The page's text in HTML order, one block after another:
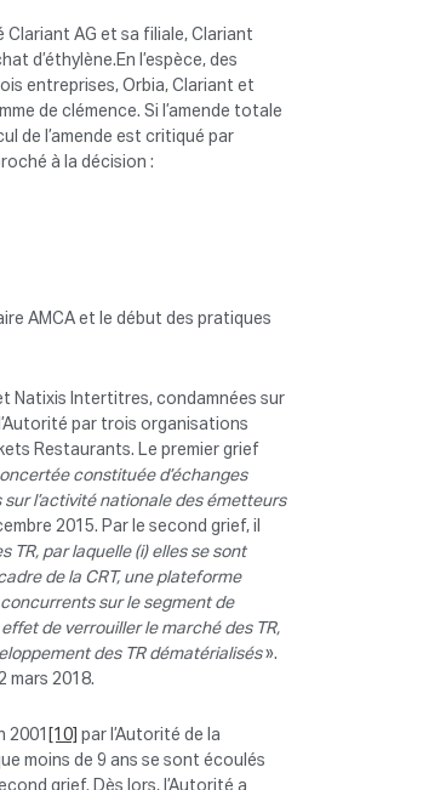
Clariant AG et sa filiale, Clariant
d’éthylène.En l’espèce, des
entreprises, Orbia, Clariant et
de clémence. Si l’amende totale
de l’amende est critiqué par
à la décision :
AMCA et le début des pratiques
Natixis Intertitres, condamnées sur
par trois organisations
Restaurants. Le premier grief
constituée d’échanges
l’activité nationale des émetteurs
2015. Par le second grief, il
TR, par laquelle (i) elles se sont
de la CRT, une plateforme
sur le segment de
de verrouiller le marché des TR,
des TR dématérialisés».
mars 2018.
2001 [10] par l’Autorité de la
moins de 9 ans se sont écoulés
grief. Dès lors, l’Autorité a